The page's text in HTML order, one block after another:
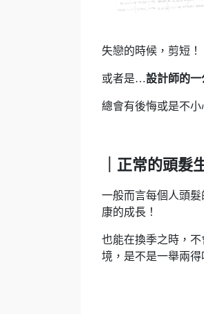
失戀的時候，剪短！
或者是…設計師的
總會有後悔或是不
｜正常的頭髮
一般而言每個人頭
康的成長！
也能在換季之時，
境，是不是一舉兩得